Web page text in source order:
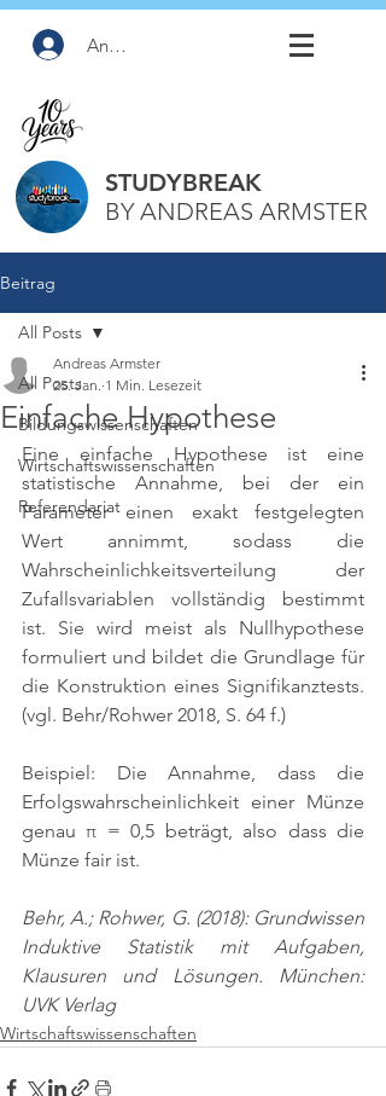
Anmelden
STUDYBREAK
BY ANDREAS ARMSTER
Beitrag
All Posts
Bildungswissenschaften
Wirtschaftswissenschaften
Referendariat
All Posts
Einfache Hypothese
Andreas Armster
25. Jan. 1 Min. Lesezeit
Eine einfache Hypothese ist eine
statistische Annahme, bei der ein
Parameter einen exakt festgelegten
Wert annimmt, sodass die
Wahrscheinlichkeitsverteilung der
Zufallsvariablen vollständig bestimmt
ist. Sie wird meist als Nullhypothese
formuliert und bildet die Grundlage für
(vgl. Behr/Rohwer 2018, S. 64 f.)
Beispiel: Die Annahme, dass die
Erfolgswahrscheinlichkeit einer Münze
genau π = 0,5 beträgt, also dass die
Münze fair ist.
Behr, A.; Rohwer, G. (2018): Grundwissen
Induktive Statistik mit Aufgaben,
Klausuren und Lösungen. München:
UVK Verlag
Wirtschaftswissenschaften